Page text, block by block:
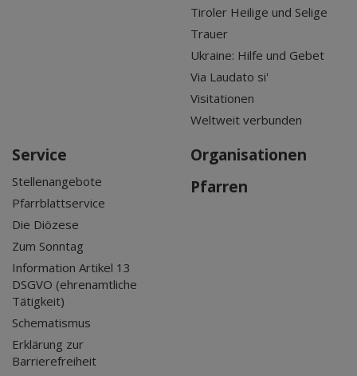
Tiroler Heilige und Selige
Trauer
Ukraine: Hilfe und Gebet
Via Laudato si'
Visitationen
Weltweit verbunden
Service
Stellenangebote
Pfarrblattservice
Die Diözese
Zum Sonntag
Information Artikel 13
DSGVO (ehrenamtliche
Tätigkeit)
Schematismus
Erklärung zur
Barrierefreiheit
Organisationen
Pfarren